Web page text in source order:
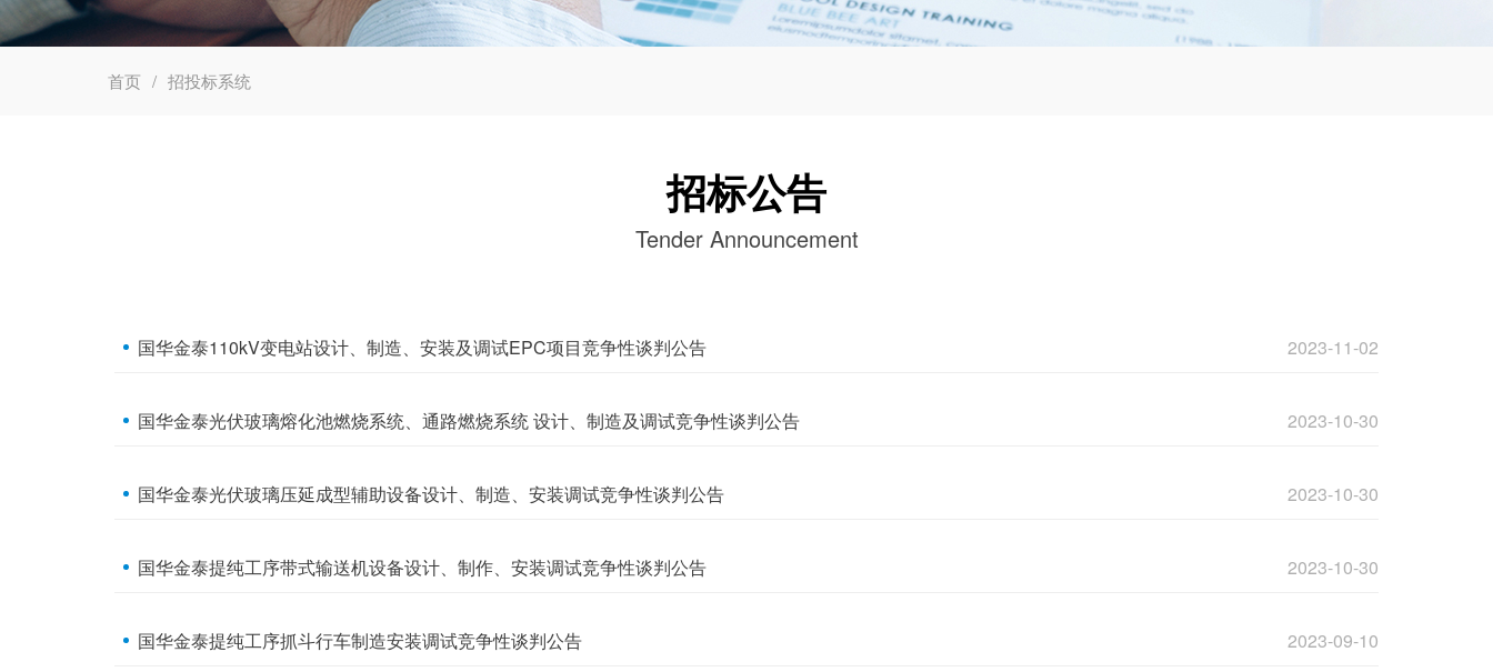
首页 招投标系统
招标公告
Tender Announcement
国华金泰110kV变电站设计、制造、安装及调试EPC项目竞争性谈判公告 2023-11-02
国华金泰光伏玻璃熔化池燃烧系统、通路燃烧系统 设计、制造及调试竞争性谈判公告 2023-10-30
国华金泰光伏玻璃压延成型辅助设备设计、制造、安装调试竞争性谈判公告 2023-10-30
国华金泰提纯工序带式输送机设备设计、制作、安装调试竞争性谈判公告 2023-10-30
国华金泰提纯工序抓斗行车制造安装调试竞争性谈判公告 2023-09-10